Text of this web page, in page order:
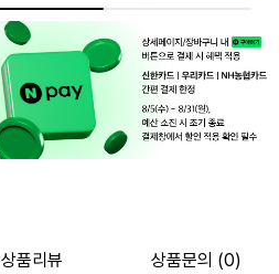
상품리뷰 상품문의 (0)